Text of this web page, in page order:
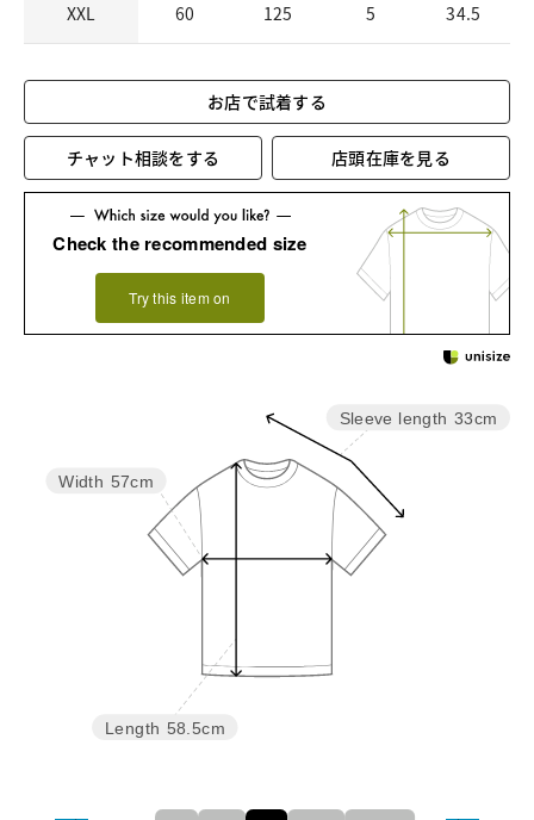
XXL 60 125 5 34.5
お店で試着する
チャット相談をする 店頭在庫を見る
Check the recommended size
Try this item on
Sleeve length 33cm
Length 58.5cm
Width 57cm